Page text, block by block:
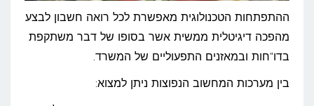
ההתפתחות הטכנולוגית מאפשרת לכל רואה חשבון לבצע
מהפכה דיגיטלית ממשית אשר בסופו של דבר משתקפת
בדו"חות ובמאזנים התפעוליים של המשרד.
בין מערכות המחשוב הנפוצות ניתן למצוא: